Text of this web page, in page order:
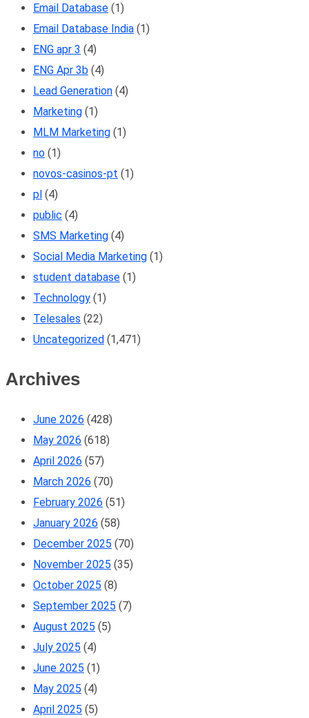
Email Database (1)
Email Database India (1)
ENG apr 3 (4)
ENG Apr 3b (4)
Lead Generation (4)
Marketing (1)
MLM Marketing (1)
no (1)
novos-casinos-pt (1)
pl (4)
public (4)
SMS Marketing (4)
Social Media Marketing (1)
student database (1)
Technology (1)
Telesales (22)
Uncategorized (1,471)
Archives
June 2026 (428)
May 2026 (618)
April 2026 (57)
March 2026 (70)
February 2026 (51)
January 2026 (58)
December 2025 (70)
November 2025 (35)
October 2025 (8)
September 2025 (7)
August 2025 (5)
July 2025 (4)
June 2025 (1)
May 2025 (4)
April 2025 (5)